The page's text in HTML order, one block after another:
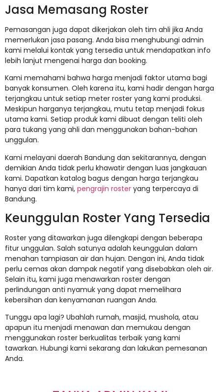
Jasa Memasang Roster
Pemasangan juga dapat dikerjakan oleh tim ahli jika Anda
memerlukan jasa pasang. Anda bisa menghubungi admin
kami melalui kontak yang tersedia untuk mendapatkan info
lebih lanjut mengenai harga dan booking.
Kami memahami bahwa harga menjadi faktor utama bagi
banyak konsumen. Oleh karena itu, kami hadir dengan harga
terjangkau untuk setiap meter roster yang kami produksi.
Meskipun harganya terjangkau, mutu tetap menjadi fokus
utama kami. Setiap produk kami dibuat dengan teliti oleh
para tukang yang ahli dan menggunakan bahan-bahan
unggulan.
Kami melayani daerah Bandung dan sekitarannya, dengan
demikian Anda tidak perlu khawatir dengan luas jangkauan
kami. Dapatkan katalog bagus dengan harga terjangkau
hanya dari tim kami, pengrajin roster yang terpercaya di
Bandung.
Keunggulan Roster Yang Tersedia
Roster yang ditawarkan juga dilengkapi dengan beberapa
fitur unggulan. Salah satunya adalah keunggulan dalam
menahan tampiasan air dan hujan. Dengan ini, Anda tidak
perlu cemas akan dampak negatif yang disebabkan oleh air.
Selain itu, kami juga menawarkan roster dengan
perlindungan anti nyamuk yang dapat memelihara
kebersihan dan kenyamanan ruangan Anda.
Tunggu apa lagi? Ubahlah rumah, masjid, mushola, atau
apapun itu menjadi menawan dan memukau dengan
menggunakan roster berkualitas terbaik yang kami
tawarkan. Hubungi kami sekarang dan lakukan pemesanan
Anda.